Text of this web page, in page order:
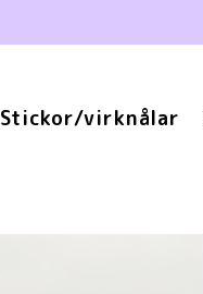
Stickor/virknålar